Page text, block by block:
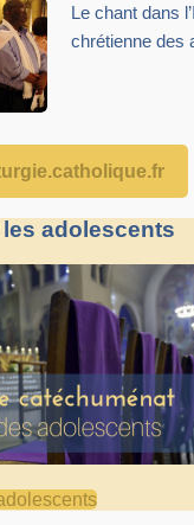
Le chant dans
chrétienne des
adolescents